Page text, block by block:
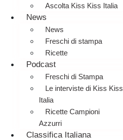
Ascolta Kiss Kiss Italia
News
News
Freschi di stampa
Ricette
Podcast
Freschi di Stampa
Le interviste di Kiss Kiss
Italia
Ricette Campioni
Azzurri
Classifica Italiana